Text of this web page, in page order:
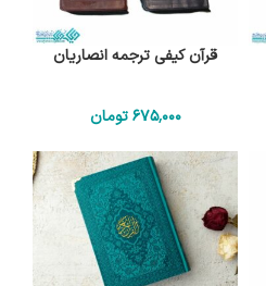
قرآن کیفی ترجمه انصاریان
675٬000 تومان